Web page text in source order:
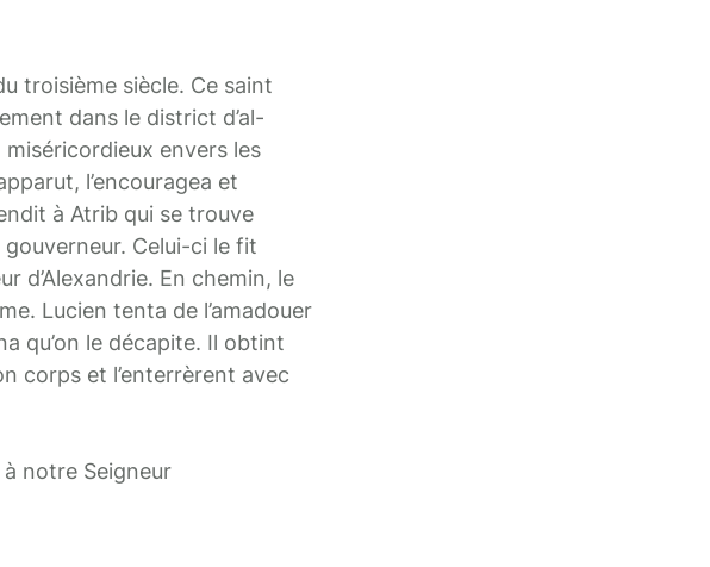
troisième siècle. Ce saint
dans le district d’al-
miséricordieux envers les
l’encouragea et
à Atrib qui se trouve
Celui-ci le fit
d’Alexandrie. En chemin, le
Lucien tenta de l’amadouer
qu’on le décapite. Il obtint
corps et l’enterrèrent avec
notre Seigneur